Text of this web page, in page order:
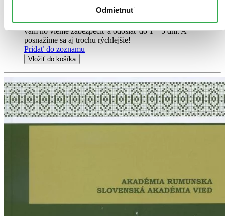
Odmietnuť
Tento produkt momentálne nemáme na sklade, ale zvyčajne
vám ho vieme zabezpečiť a odoslať do 1 – 5 dní. A
posnažíme sa aj trochu rýchlejšie!
Pridať do zoznamu
Vložiť do košíka